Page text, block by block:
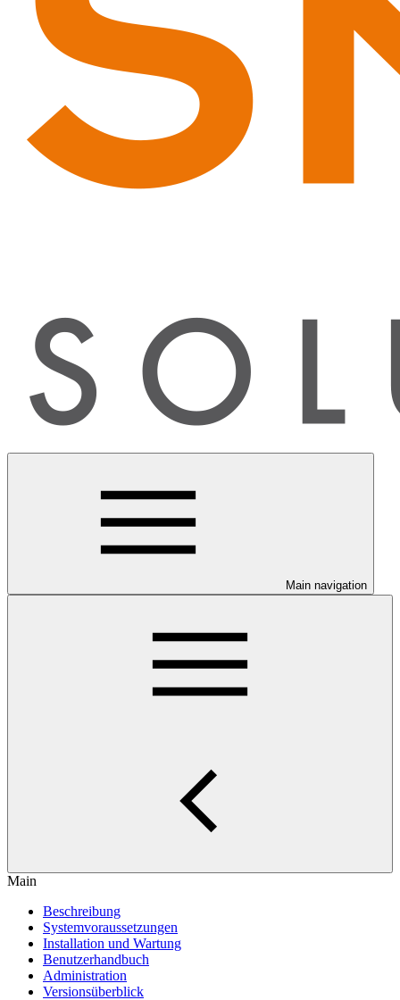
Main navigation
Main
Beschreibung
Systemvoraussetzungen
Installation und Wartung
Benutzerhandbuch
Administration
Versionsüberblick